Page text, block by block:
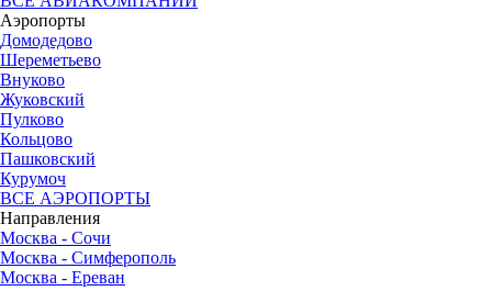
Аэропорты
Домодедово
Шереметьево
Внуково
Жуковский
Пулково
Кольцово
Пашковский
Курумоч
ВСЕ АЭРОПОРТЫ
Направления
Москва - Сочи
Москва - Симферополь
Москва - Ереван